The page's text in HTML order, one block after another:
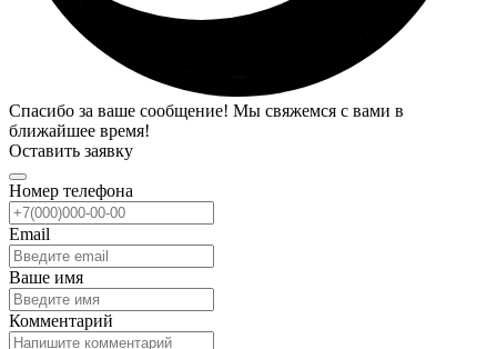
Спасибо за ваше сообщение! Мы свяжемся с вами в
ближайшее время!
Оставить заявку
Номер телефона
Email
Ваше имя
Комментарий